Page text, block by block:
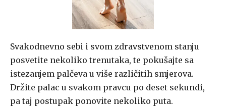
Svakodnevno sebi i svom zdravstvenom stanju
posvetite nekoliko trenutaka, te pokušajte sa
istezanjem palčeva u više različitih smjerova.
Držite palac u svakom pravcu po deset sekundi,
pa taj postupak ponovite nekoliko puta.